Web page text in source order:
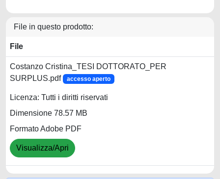
File in questo prodotto:
File
Costanzo Cristina_TESI DOTTORATO_PER
SURPLUS.pdf
accesso aperto
Licenza: Tutti i diritti riservati
Dimensione 78.57 MB
Formato Adobe PDF
Visualizza/Apri